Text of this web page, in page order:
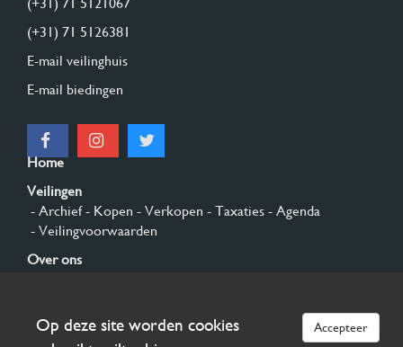
(+31) 71 5126381
E-mail veilinghuis
E-mail biedingen
Home
Veilingen
- Archief- Kopen - Verkopen - Taxaties - Agenda
- Veilingvoorwaarden
Over ons
Aanmelden
Op deze site worden cookies
Accepteer